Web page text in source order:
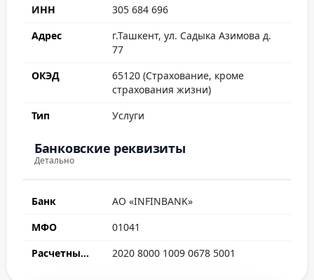
ИНН
305 684 696
Адрес
г.Ташкент, ул. Садыка Азимова д.
77
ОКЭД
65120 (Страхование, кроме
страхования жизни)
Тип
Услуги
Банковские реквизиты
Детально
Банк
АО «INFINBANK»
МФО
01041
Расчетный счет
2020 8000 1009 0678 5001